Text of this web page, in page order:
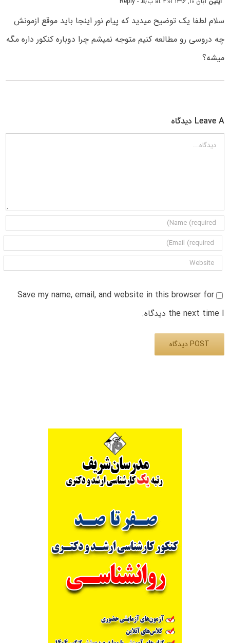
سلام لطفا یک توضیح میدید که پیام نور اینجا باید موقع ازمونش
چه دروسی رو مطالعه کنیم متوجه نمیشم چرا دوباره کنکور داره مگه
میشه؟
Leave A دیدگاه
دیدگاه
Save my name, email, and website in this browser for
the next time I دیدگاه.